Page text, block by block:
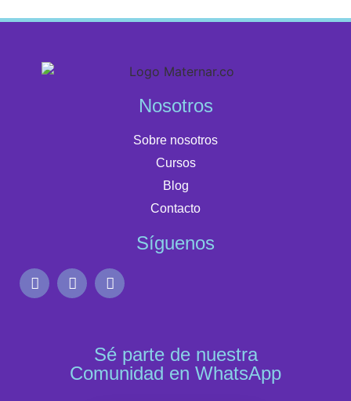
Nosotros
Sobre nosotros
Cursos
Blog
Contacto
Síguenos
Sé parte de nuestra
Comunidad en WhatsApp